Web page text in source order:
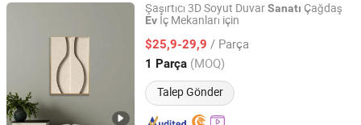
Şaşırtıcı 3D Soyut DuvarSanatı Çağdaş
Ev İç Mekanları için
$25,9-29,9 / Parça
1 Parça (MOQ)
Talep Gönder
Yiwu Songyun Household Goods Co., Ltd.
Zhejiang, China Fiyat 2025